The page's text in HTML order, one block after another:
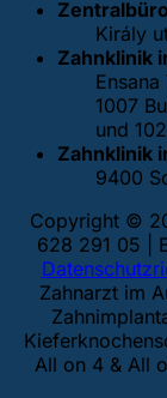
Király
Zahnklinik
1007
und
Zahnklinik
9400
Copyright ©
628 291 05 |
Zahnarzt im
All on 4 & All